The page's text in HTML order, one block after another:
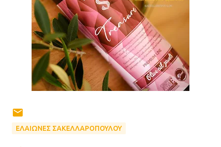
ΕΛΑΙΩΝΕΣ ΣΑΚΕΛΛΑΡΟΠΟΥΛΟΥ